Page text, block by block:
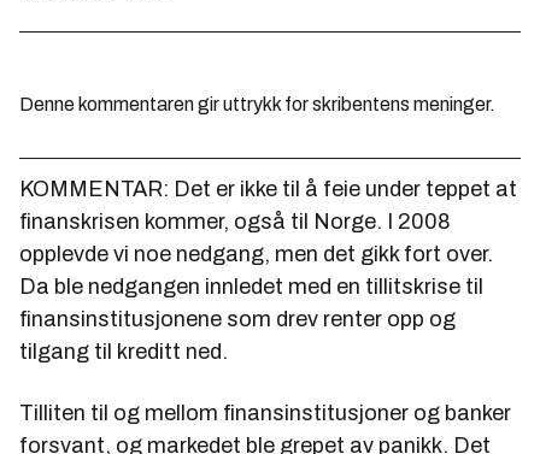
Denne kommentaren gir uttrykk for skribentens meninger.
KOMMENTAR: Det er ikke til å feie under teppet at
finanskrisen kommer, også til Norge. I 2008
opplevde vi noe nedgang, men det gikk fort over.
Da ble nedgangen innledet med en tillitskrise til
finansinstitusjonene som drev renter opp og
tilgang til kreditt ned.
Tilliten til og mellom finansinstitusjoner og banker
forsvant, og markedet ble grepet av panikk. Det